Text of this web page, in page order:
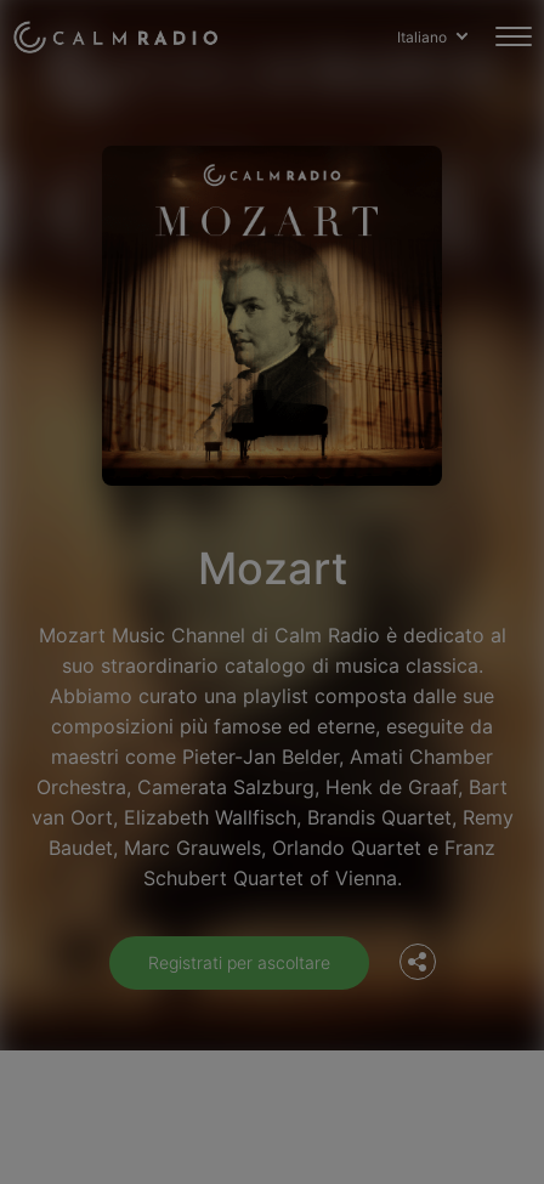
Italiano
Mozart
Mozart Music Channel di Calm Radio è dedicato al
suo straordinario catalogo di musica classica.
Abbiamo curato una playlist composta dalle sue
composizioni più famose ed eterne, eseguite da
maestri come Pieter-Jan Belder, Amati Chamber
Orchestra, Camerata Salzburg, Henk de Graaf, Bart
van Oort, Elizabeth Wallfisch, Brandis Quartet, Remy
Baudet, Marc Grauwels, Orlando Quartet e Franz
Schubert Quartet of Vienna.
Registrati per ascoltare
Facebook
Twitter